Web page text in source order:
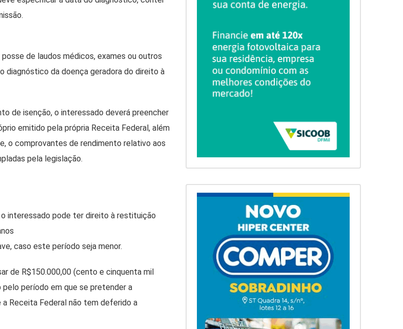
de laudos médicos, exames ou outros
diagnóstico da doença geradora do direito à
de isenção, o interessado deverá preencher
emitido pela própria Receita Federal, além
o comprovantes de rendimento relativo aos
pela legislação.
interessado pode ter direito à restituição
caso este período seja menor.
de R$150.000,00 (cento e cinquenta mil
período em que se pretender a
a Receita Federal não tem deferido a